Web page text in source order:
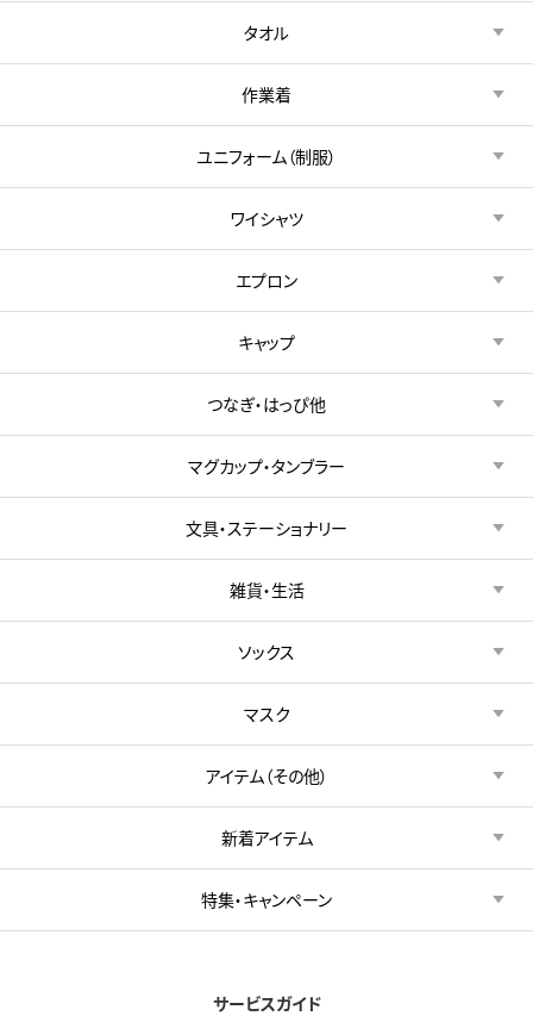
タオル
作業着
ユニフォーム（制服）
ワイシャツ
エプロン
キャップ
つなぎ・はっぴ他
マグカップ・タンブラー
文具・ステーショナリー
雑貨・生活
ソックス
マスク
アイテム（その他）
新着アイテム
特集・キャンペーン
サービスガイド